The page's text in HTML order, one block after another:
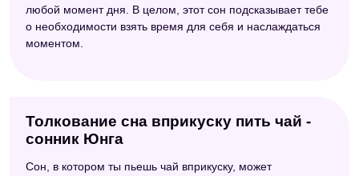
любой момент дня. В целом, этот сон подсказывает тебе
о необходимости взять время для себя и наслаждаться
моментом.
Толкование сна вприкуску пить чай -
сонник Юнга
Сон, в котором ты пьешь чай вприкуску, может